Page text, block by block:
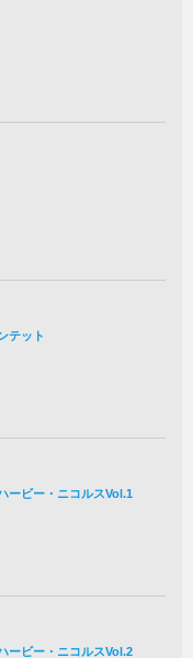
テット
ービー・ニコルスVol.1
ービー・ニコルスVol.2